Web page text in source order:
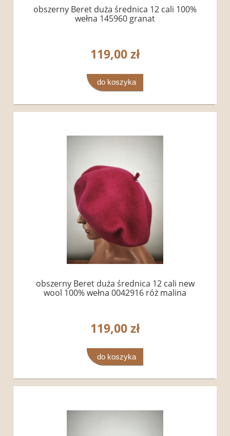
obszerny Beret duża średnica 12 cali 100%
wełna 145960 granat
119,00 zł
do koszyka
obszerny Beret duża średnica 12 cali new
wool 100% wełna 0042916 róż malina
119,00 zł
do koszyka